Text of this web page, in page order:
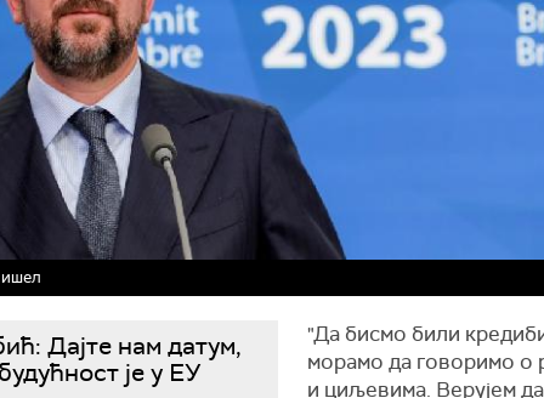
Дајте нам датум,
је у ЕУ
"Да бисмо били
морамо да говоримо о
и циљевима. Верујем